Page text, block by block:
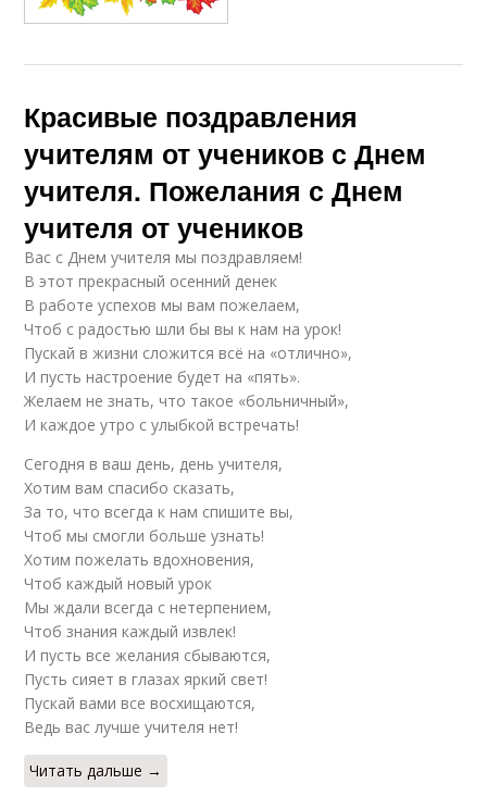
Красивые поздравления
учителям от учеников с Днем
учителя. Пожелания с Днем
учителя от учеников
Вас с Днем учителя мы поздравляем!
В этот прекрасный осенний денек
В работе успехов мы вам пожелаем,
Чтоб с радостью шли бы вы к нам на урок!
Пускай в жизни сложится всё на «отлично»,
И пусть настроение будет на «пять».
Желаем не знать, что такое «больничный»,
И каждое утро с улыбкой встречать!
Сегодня в ваш день, день учителя,
Хотим вам спасибо сказать,
За то, что всегда к нам спишите вы,
Чтоб мы смогли больше узнать!
Хотим пожелать вдохновения,
Чтоб каждый новый урок
Мы ждали всегда с нетерпением,
Чтоб знания каждый извлек!
И пусть все желания сбываются,
Пусть сияет в глазах яркий свет!
Пускай вами все восхищаются,
Ведь вас лучше учителя нет!
Читать дальше →